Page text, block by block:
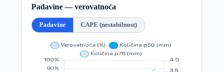
Padavine — verovatnoća
Padavine CAPE (nestabilnost)